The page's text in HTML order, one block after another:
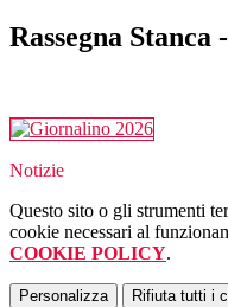
Rassegna
Notizie
Questo sito o gli strumenti
cookie necessari al
COOKIE POLICY.
Personalizza Rifiuta tutti i